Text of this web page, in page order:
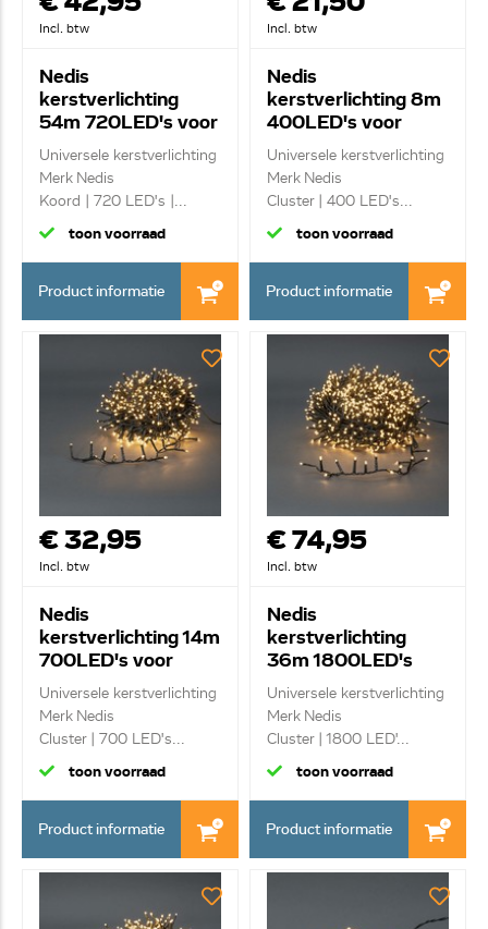
Incl. btw
Nedis
kerstverlichting
54m 720LED's voor
binnen/ buiten
CLLS720
Universele kerstverlichting
Merk Nedis
Koord | 720 LED's |...
toon voorraad
Product informatie
Incl. btw
Nedis
kerstverlichting 8m
400LED's voor
binnen/ buiten
CLCC400
Universele kerstverlichting
Merk Nedis
Cluster | 400 LED's...
toon voorraad
Product informatie
€ 32,95
Incl. btw
Nedis
kerstverlichting 14m
700LED's voor
binnen/ buiten
CLCC700
Universele kerstverlichting
Merk Nedis
Cluster | 700 LED's...
toon voorraad
Product informatie
€ 74,95
Incl. btw
Nedis
kerstverlichting
36m 1800LED's
voor binnen/ buiten
CLCC1800
Universele kerstverlichting
Merk Nedis
Cluster | 1800 LED'...
toon voorraad
Product informatie